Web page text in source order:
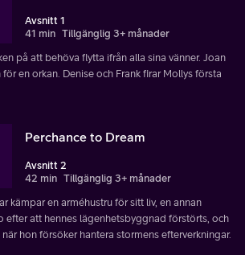
Avsnitt 1
41 min Tillgänglig 3+ månader
på att behöva flytta ifrån alla sina vänner. Joan
en orkan. Denise och Frank firar Mollys första
Perchance to Dream
Avsnitt 2
42 min Tillgänglig 3+ månader
kämpar en arméhustru för sitt liv, en annan
efter att hennes lägenhetsbyggnad förstörts, och
hon försöker hantera stormens efterverkningar.